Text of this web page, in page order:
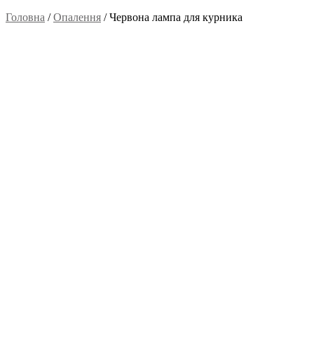
Головна /Опалення /Червона лампа для курника